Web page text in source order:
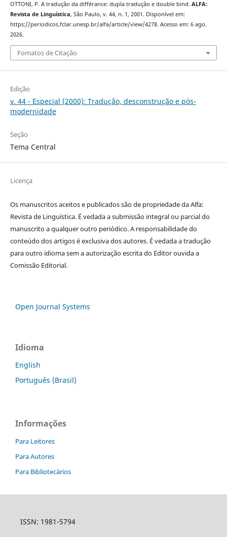
OTTONI, P. A tradução da différance: dupla tradução e double bind. ALFA:
Revista de Linguística, São Paulo, v. 44, n. 1, 2001. Disponível em:
https://periodicos.fclar.unesp.br/alfa/article/view/4278. Acesso em: 6 ago.
2026.
Fomatos de Citação
Edição
v. 44 - Especial (2000): Tradução, desconstrução e pós-
modernidade
Seção
Tema Central
Licença
Os manuscritos aceitos e publicados são de propriedade da Alfa:
Revista de Linguística. É vedada a submissão integral ou parcial do
manuscrito a qualquer outro periódico. A responsabilidade do
conteúdo dos artigos é exclusiva dos autores. É vedada a tradução
para outro idioma sem a autorização escrita do Editor ouvida a
Comissão Editorial.
Open Journal Systems
Idioma
English
Português (Brasil)
Informações
Para Leitores
Para Autores
Para Bibliotecários
ISSN: 1981-5794